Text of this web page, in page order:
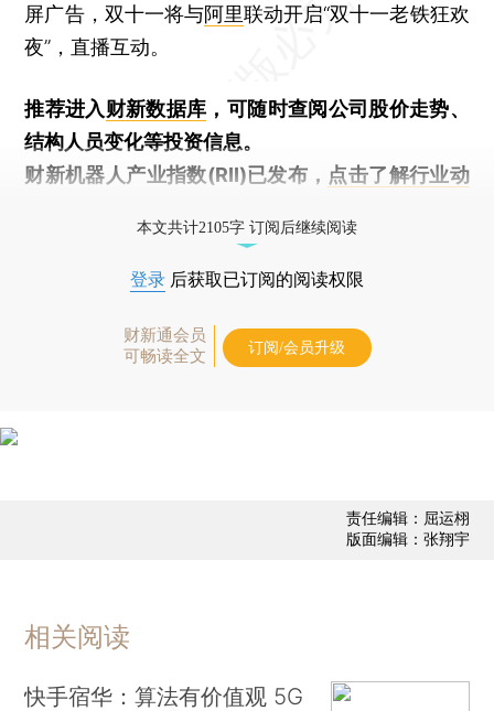
屏广告，双十一将与阿里联动开启“双十一老铁狂欢
夜”，直播互动。
推荐进入财新数据库 ，可随时查阅公司股价走势、
结构人员变化等投资信息。
财新机器人产业指数(RII)已发布， 点击了解行业动
本文共计2105字 订阅后继续阅读
登录 后获取已订阅的阅读权限
财新通会员
可畅读全文
订阅/会员升级
责任编辑：屈运栩
版面编辑：张翔宇
相关阅读
快手宿华：算法有价值观 5G